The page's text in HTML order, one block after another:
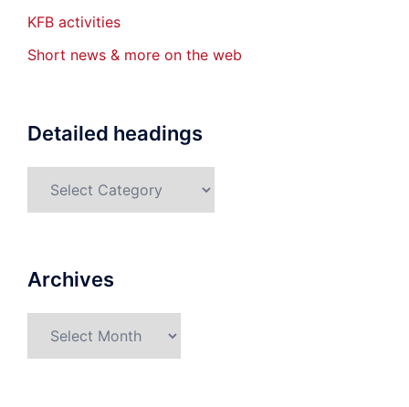
KFB activities
Short news & more on the web
Detailed headings
Archives